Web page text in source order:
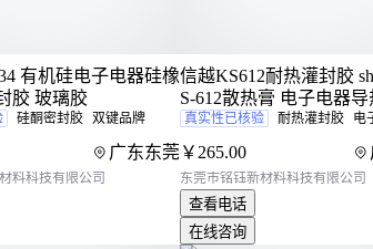
就像手术需要消毒器械，管道防
表面处理：管道清洁剂去
底漆打底：环氧富锌底漆
辅助工具：胶带分切机确
五、这些施工细节决
广东东莞
有机硅电子电器硅橡
胶 玻璃胶
硅酮密封胶 双键品牌
料科技有限公司
￥ 265.00
信越KS612耐热灌封胶
S-612散热膏 电子电器
真实性已核验 耐热灌封胶 电
东莞市铭钰新材料科技有限公司
查看电话
在线咨询